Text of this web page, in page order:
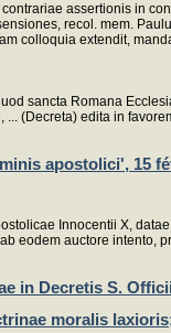
assertionis in
recol. mem.
colloquia extendit,
sancta Romana
... (Decreta) edita in
apostolici', 15
Innocentii X,
eodem auctore intento,
in Decretis S.
moralis